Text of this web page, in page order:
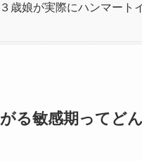
３歳娘が実際にハンマート
る敏感期ってど